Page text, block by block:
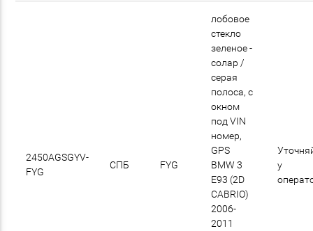
2450AGSGYV-
FYG
СПБ FYG
лобовое
стекло
зеленое -
солар /
cерая
полоса, с
окном
под VIN
номер,
GPS
BMW 3
E93 (2D
CABRIO)
2006-
2011
у